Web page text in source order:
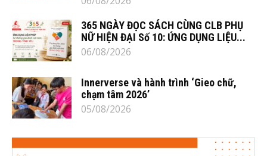
365 NGÀY ĐỌC SÁCH CÙNG CLB PHỤ
NỮ HIỆN ĐẠI Số 10: ỨNG DỤNG LIỆU...
06/08/2026
Innerverse và hành trình ‘Gieo chữ,
chạm tâm 2026’
05/08/2026